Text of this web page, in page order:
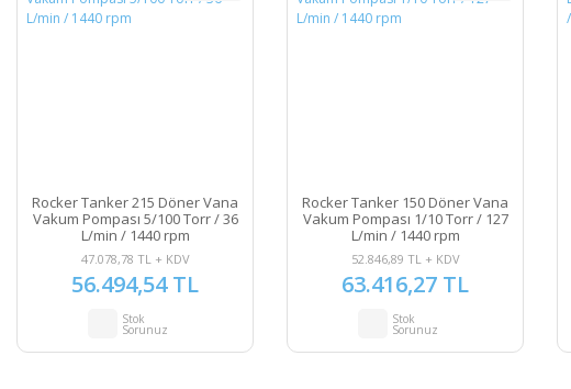
Rocker Tanker 215 Döner Vana
Vakum Pompası 5/100 Torr / 36
L/min / 1440 rpm
47.078,78 TL + KDV
56.494,54 TL
Stok
Sorunuz
Rocker Tanker 150 Döner Vana
Vakum Pompası 1/10 Torr / 127
L/min / 1440 rpm
52.846,89 TL + KDV
63.416,27 TL
Stok
Sorunuz